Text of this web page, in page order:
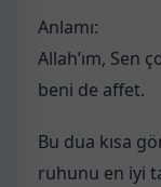
Anlamı:
Allah’ım, Sen
beni de affet.
Bu dua kısa
ruhunu en iyi